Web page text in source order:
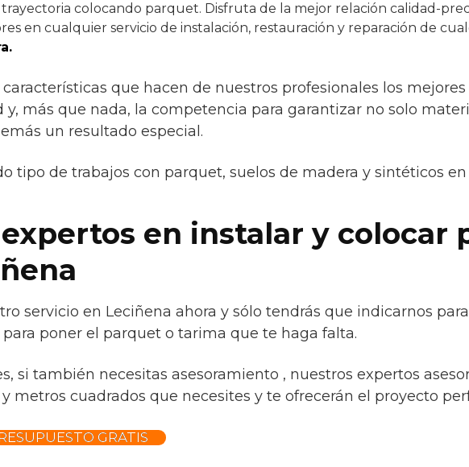
colocando parquet. Disfruta de la mejor relación calidad-
en cualquier servicio de instalación, restauración y reparación de
que hacen de nuestros profesionales los
y, más que nada, la competencia para garantizar no solo
un resultado especial.
tipo de trabajos con parquet, suelos de madera y sintéticos en
en instalar y colocar
servicio en Leciñena ahora y sólo tendrás que indicarnos
poner el parquet o tarima que te haga falta.
si también necesitas asesoramiento , nuestros expertos
metros cuadrados que necesites y te ofrecerán el proyecto
GRATIS